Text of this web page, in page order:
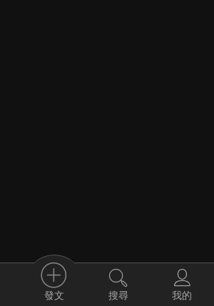
發文 搜尋 我的